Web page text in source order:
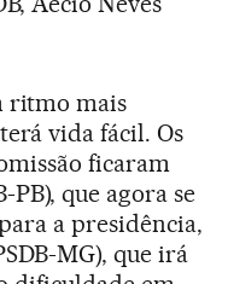
ritmo mais
vida fácil. Os
ficaram
que agora se
a presidência,
MG), que irá